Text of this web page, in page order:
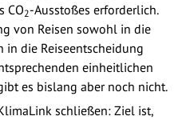
CO2-Ausstoßes erforderlich.
von Reisen sowohl in die
die Reiseentscheidung
einheitlichen
es bislang aber noch nicht.
schließen: Ziel ist,